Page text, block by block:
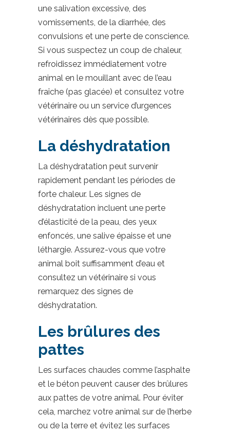
une salivation excessive, des
vomissements, de la diarrhée, des
convulsions et une perte de conscience.
Si vous suspectez un coup de chaleur,
refroidissez immédiatement votre
animal en le mouillant avec de l’eau
fraîche (pas glacée) et consultez votre
vétérinaire ou un service d’urgences
vétérinaires dès que possible.
La déshydratation
La déshydratation peut survenir
rapidement pendant les périodes de
forte chaleur. Les signes de
déshydratation incluent une perte
d’élasticité de la peau, des yeux
enfoncés, une salive épaisse et une
léthargie. Assurez-vous que votre
animal boit suffisamment d’eau et
consultez un vétérinaire si vous
remarquez des signes de
déshydratation.
Les brûlures des
pattes
Les surfaces chaudes comme l’asphalte
et le béton peuvent causer des brûlures
aux pattes de votre animal. Pour éviter
cela, marchez votre animal sur de l’herbe
ou de la terre et évitez les surfaces